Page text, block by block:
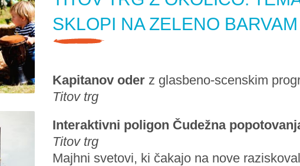
SKLOPI NA ZELENO
Kapitanov oderz glasbeno-scenskim
Titov trg
Interaktivni poligon Čudežna
Titov trg
Majhni svetovi, ki čakajo na nove